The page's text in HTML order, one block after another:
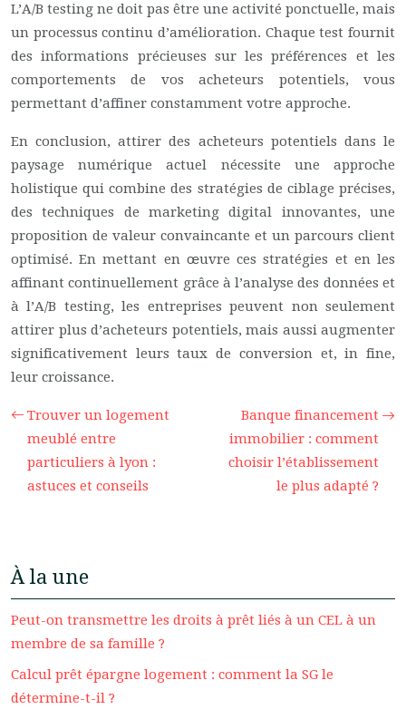
L’A/B testing ne doit pas être une activité ponctuelle, mais
un processus continu d’amélioration. Chaque test fournit
des informations précieuses sur les préférences et les
comportements de vos acheteurs potentiels, vous
permettant d’affiner constamment votre approche.
En conclusion, attirer des acheteurs potentiels dans le
paysage numérique actuel nécessite une approche
holistique qui combine des stratégies de ciblage précises,
des techniques de marketing digital innovantes, une
proposition de valeur convaincante et un parcours client
optimisé. En mettant en œuvre ces stratégies et en les
affinant continuellement grâce à l’analyse des données et
à l’A/B testing, les entreprises peuvent non seulement
attirer plus d’acheteurs potentiels, mais aussi augmenter
significativement leurs taux de conversion et, in fine,
leur croissance.
Trouver un logement
meublé entre
particuliers à lyon :
astuces et conseils
Banque financement
immobilier : comment
choisir l’établissement
le plus adapté ?
À la une
Peut-on transmettre les droits à prêt liés à un CEL à un
membre de sa famille ?
Calcul prêt épargne logement : comment la SG le
détermine-t-il ?